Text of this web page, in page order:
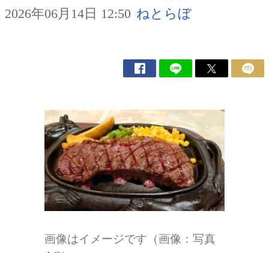
2026年06月14日 12:50 ねとらぼ
画像はイメージです（画像：写真